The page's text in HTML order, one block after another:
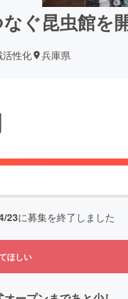
ぐ昆虫館を
活性化 兵庫県
23に募集を終了しました
ほしい